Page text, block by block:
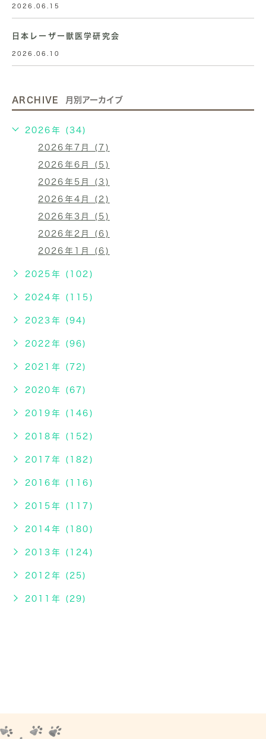
2026.06.15
日本レーザー獣医学研究会
2026.06.10
ARCHIVE 月別アーカイブ
2026年 (34)
2026年7月 (7)
2026年6月 (5)
2026年5月 (3)
2026年4月 (2)
2026年3月 (5)
2026年2月 (6)
2026年1月 (6)
2025年 (102)
2024年 (115)
2023年 (94)
2022年 (96)
2021年 (72)
2020年 (67)
2019年 (146)
2018年 (152)
2017年 (182)
2016年 (116)
2015年 (117)
2014年 (180)
2013年 (124)
2012年 (25)
2011年 (29)